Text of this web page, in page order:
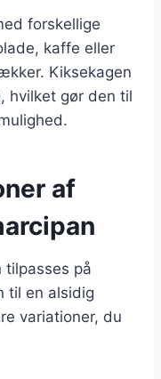
forskellige
kaffe eller
Kiksekagen
hvilket gør den til
af
tilpasses på
til en alsidig
variationer, du